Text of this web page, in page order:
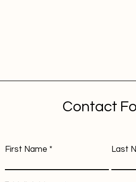
Contact
First Name Last